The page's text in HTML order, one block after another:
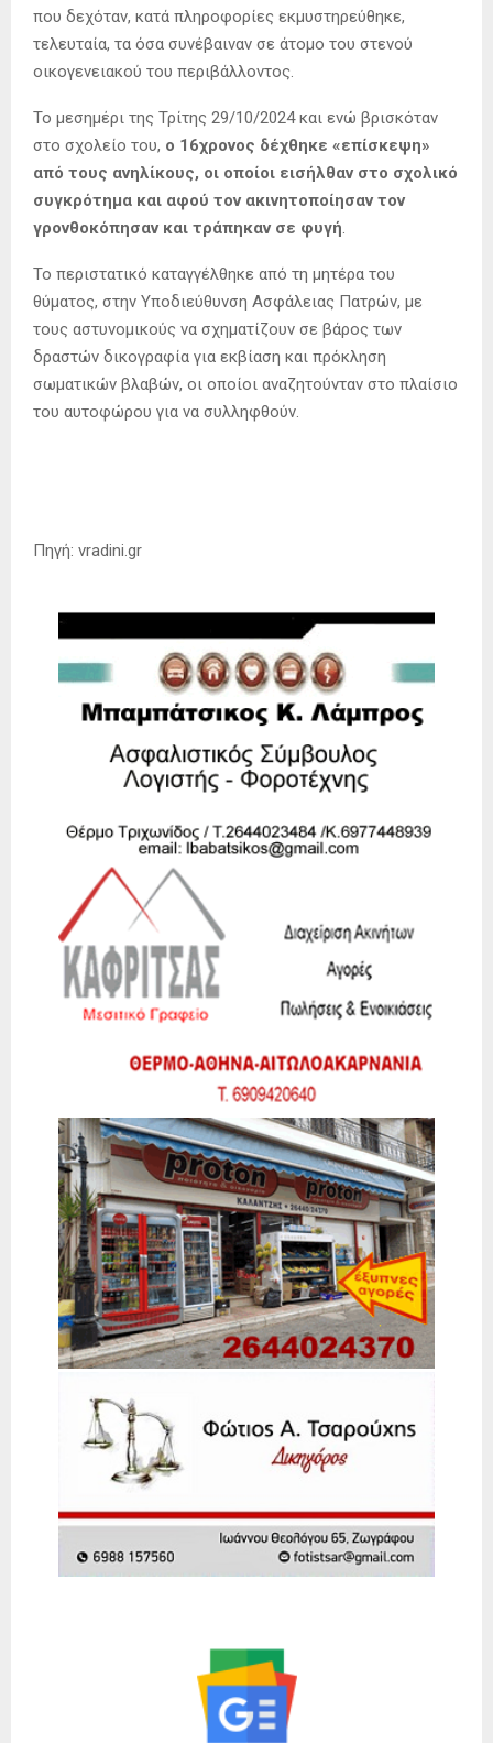
που δεχόταν, κατά πληροφορίες εκμυστηρεύθηκε,
τελευταία, τα όσα συνέβαιναν σε άτομο του στενού
οικογενειακού του περιβάλλοντος.
Το μεσημέρι της Τρίτης 29/10/2024 και ενώ βρισκόταν
στο σχολείο του, ο 16χρονος δέχθηκε «επίσκεψη»
από τους ανηλίκους, οι οποίοι εισήλθαν στο σχολικό
συγκρότημα και αφού τον ακινητοποίησαν τον
γρονθοκόπησαν και τράπηκαν σε φυγή.
Το περιστατικό καταγγέλθηκε από τη μητέρα του
θύματος, στην Υποδιεύθυνση Ασφάλειας Πατρών, με
τους αστυνομικούς να σχηματίζουν σε βάρος των
δραστών δικογραφία για εκβίαση και πρόκληση
σωματικών βλαβών, οι οποίοι αναζητούνταν στο πλαίσιο
του αυτοφώρου για να συλληφθούν.
Πηγή: vradini.gr